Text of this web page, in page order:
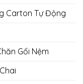
Carton Tự Động
Gối Nệm